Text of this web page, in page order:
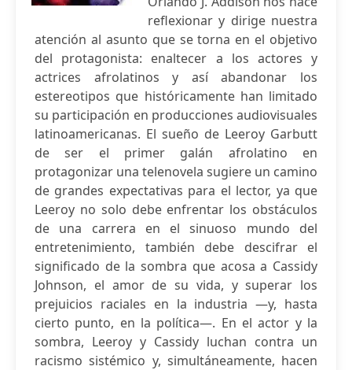
reflexionar y dirige nuestra
atención al asunto que se torna en el objetivo
del protagonista: enaltecer a los actores y
actrices afrolatinos y así abandonar los
estereotipos que históricamente han limitado
su participación en producciones audiovisuales
latinoamericanas. El sueño de Leeroy Garbutt
de ser el primer galán afrolatino en
protagonizar una telenovela sugiere un camino
de grandes expectativas para el lector, ya que
Leeroy no solo debe enfrentar los obstáculos
de una carrera en el sinuoso mundo del
entretenimiento, también debe descifrar el
significado de la sombra que acosa a Cassidy
Johnson, el amor de su vida, y superar los
prejuicios raciales en la industria —y, hasta
cierto punto, en la política—. En el actor y la
sombra, Leeroy y Cassidy luchan contra un
racismo sistémico y, simultáneamente, hacen